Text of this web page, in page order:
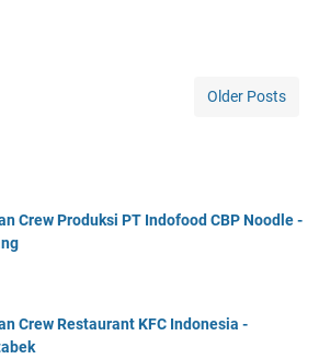
Older Posts
Crew Produksi PT Indofood CBP Noodle -
Crew Restaurant KFC Indonesia -